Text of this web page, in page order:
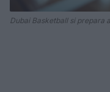
Dubai Basketball si prepara